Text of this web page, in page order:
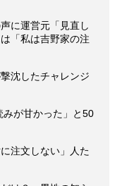
に運営元「見直し
「私は吉野家の注
沈したチャレンジ
が甘かった」と50
注文しない」人た